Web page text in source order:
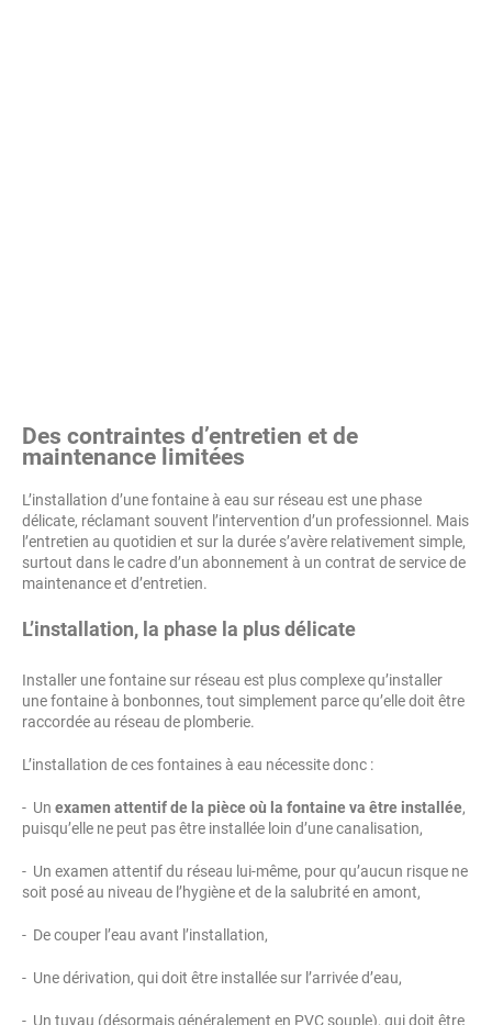
Des contraintes d’entretien et de
maintenance limitées
L’installation d’une fontaine à eau sur réseau est une phase
délicate, réclamant souvent l’intervention d’un professionnel. Mais
l’entretien au quotidien et sur la durée s’avère relativement simple,
surtout dans le cadre d’un abonnement à un contrat de service de
maintenance et d’entretien.
L’installation, la phase la plus délicate
Installer une fontaine sur réseau est plus complexe qu’installer
une fontaine à bonbonnes, tout simplement parce qu’elle doit être
raccordée au réseau de plomberie.
L’installation de ces fontaines à eau nécessite donc :
- Un examen attentif de la pièce où la fontaine va être installée,
puisqu’elle ne peut pas être installée loin d’une canalisation,
- Un examen attentif du réseau lui-même, pour qu’aucun risque ne
soit posé au niveau de l’hygiène et de la salubrité en amont,
- De couper l’eau avant l’installation,
- Une dérivation, qui doit être installée sur l’arrivée d’eau,
- Un tuyau (désormais généralement en PVC souple), qui doit être